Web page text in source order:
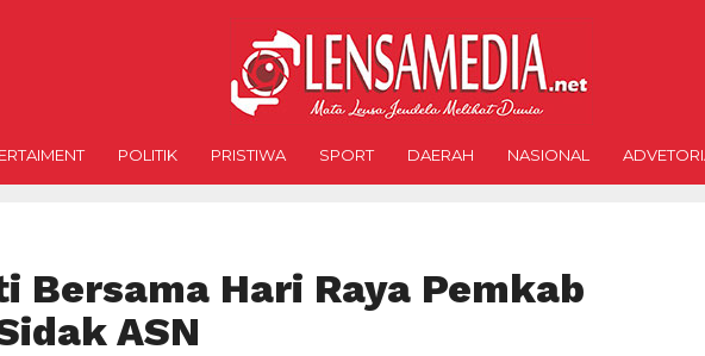
POLITIK PRISTIWA SPORT DAERAH NASIONAL
Bersama Hari Raya Pemkab
ASN